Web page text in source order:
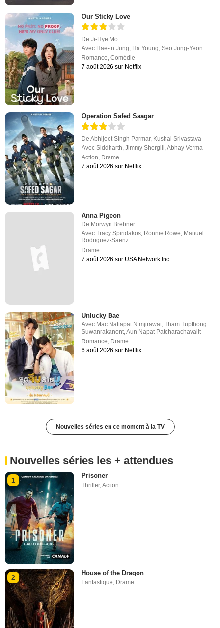
Our Sticky Love
DeJi-Hye Mo
Avec Hae-in Jung Ha Young ,Seo Jung-Yeon
Romance ,Comédie
7 août 2026 sur Netflix
Operation Safed Saagar
DeAbhijeet Singh Parmar, Kushal Srivastava
AvecSiddharth,Jimmy Shergill ,Abhay Verma
Action, Drame
7 août 2026 sur Netflix
Anna Pigeon
De Morwyn Brebner
AvecTracy Spiridakos, Ronnie Rowe, Manuel
Rodriguez-Saenz
Drame
7 août 2026 sur USA Network Inc.
Unlucky Bae
Avec Mac Nattapat Nimjirawat ,Tham Tupthong
Suwanrakanont ,Aun Napat Patcharachavalit
Romance Drame
6 août 2026 sur Netflix
Nouvelles séries en ce moment à la TV
Nouvelles séries les + attendues
1
Prisoner
Thriller,Action
2
House of the Dragon
Fantastique, Drame